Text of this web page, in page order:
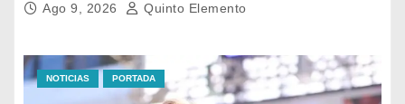
Ago 9, 2026 Quinto Elemento
NOTICIAS PORTADA